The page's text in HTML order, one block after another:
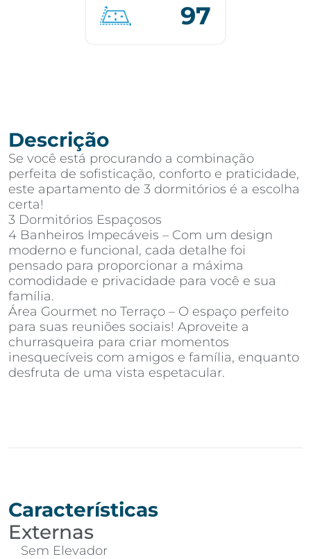
97
Descrição
Se você está procurando a combinação
perfeita de sofisticação, conforto e praticidade,
este apartamento de 3 dormitórios é a escolha
certa!
3 Dormitórios Espaçosos
4 Banheiros Impecáveis – Com um design
moderno e funcional, cada detalhe foi
pensado para proporcionar a máxima
comodidade e privacidade para você e sua
família.
Área Gourmet no Terraço – O espaço perfeito
para suas reuniões sociais! Aproveite a
churrasqueira para criar momentos
inesquecíveis com amigos e família, enquanto
desfruta de uma vista espetacular.
Características
Externas
Sem Elevador